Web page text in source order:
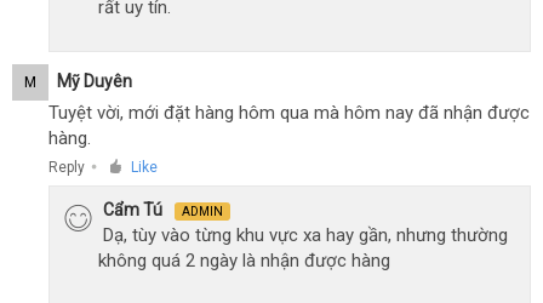
rất uy tín.
M Mỹ Duyên
Tuyệt vời, mới đặt hàng hôm qua mà hôm nay đã nhận được
hàng.
Reply ● Like
Cẩm Tú ADMIN
Dạ, tùy vào từng khu vực xa hay gần, nhưng thường
không quá 2 ngày là nhận được hàng